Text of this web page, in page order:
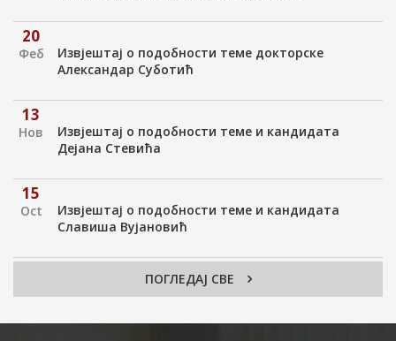
20
Феб
Извјештај о подобности теме докторске
Александар Суботић
13
Нов
Извјештај о подобности теме и кандидата
Дејана Стевића
15
Oct
Извјештај о подобности теме и кандидата
Славиша Вујановић
Извјештај о оцјени урађене докторске
ПОГЛЕДАЈ СВЕ